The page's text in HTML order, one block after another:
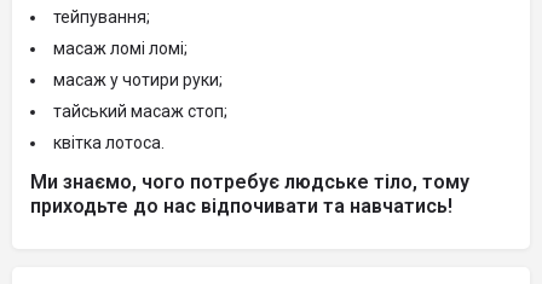
тейпування;
масаж ломі ломі;
масаж у чотири руки;
тайський масаж стоп;
квітка лотоса.
Ми знаємо, чого потребує людське тіло, тому
приходьте до нас відпочивати та навчатись!